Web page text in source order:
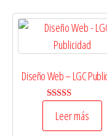
Diseño Web – LGC
5.00
Leer más